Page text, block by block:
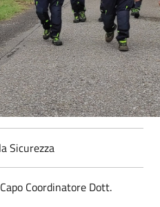
Sicurezza
Coordinatore Dott.